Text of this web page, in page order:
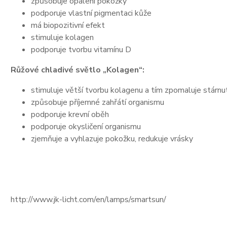
podporuje vlastní pigmentaci kůže
má biopozitivní efekt
stimuluje kolagen
podporuje tvorbu vitamínu D
Růžové chladivé světlo „Kolagen“:
stimuluje větší tvorbu kolagenu a tím zpomaluje
způsobuje příjemné zahřátí organismu
podporuje krevní oběh
podporuje okysličení organismu
zjemňuje a vyhlazuje pokožku, redukuje vrásky
http://www.jk-licht.com/en/lamps/smartsun/